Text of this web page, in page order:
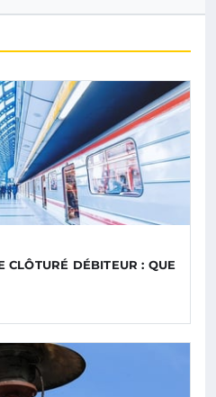
CLÔTURÉ DÉBITEUR : QUE